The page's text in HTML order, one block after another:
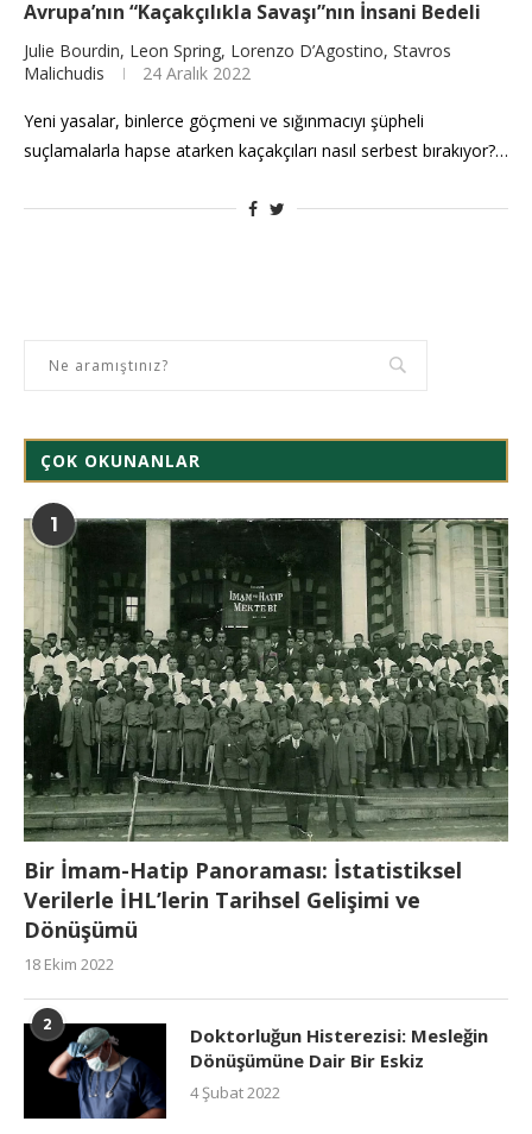
Avrupa’nın “Kaçakçılıkla Savaşı”nın İnsani Bedeli
Julie Bourdin, Leon Spring, Lorenzo D’Agostino, Stavros
Malichudis
24 Aralık 2022
Yeni yasalar, binlerce göçmeni ve sığınmacıyı şüpheli
suçlamalarla hapse atarken kaçakçıları nasıl serbest bırakıyor?…
ÇOK OKUNANLAR
1
Bir İmam-Hatip Panoraması: İstatistiksel
Verilerle İHL’lerin Tarihsel Gelişimi ve
Dönüşümü
18 Ekim 2022
2
Doktorluğun Histerezisi: Mesleğin
Dönüşümüne Dair Bir Eskiz
4 Şubat 2022